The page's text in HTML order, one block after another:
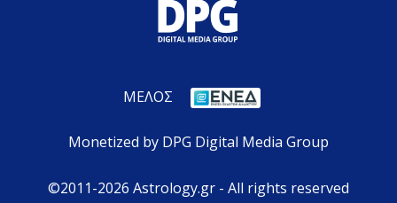
ΜΕΛΟΣ
Monetized by DPG Digital Media Group
©2011-2026 Astrology.gr - All rights reserved